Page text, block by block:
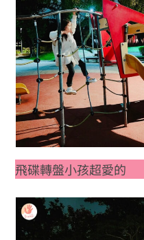
飛碟轉盤小孩超愛的